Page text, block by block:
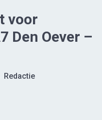
voor
Den Oever –
Redactie